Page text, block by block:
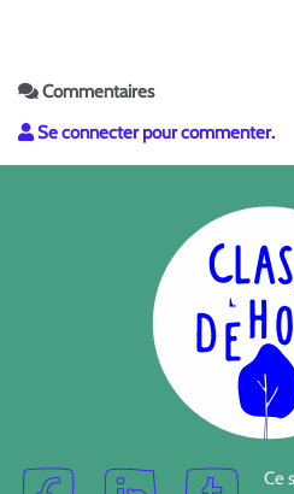
Commentaires
Se connecter pour commenter.
Ce